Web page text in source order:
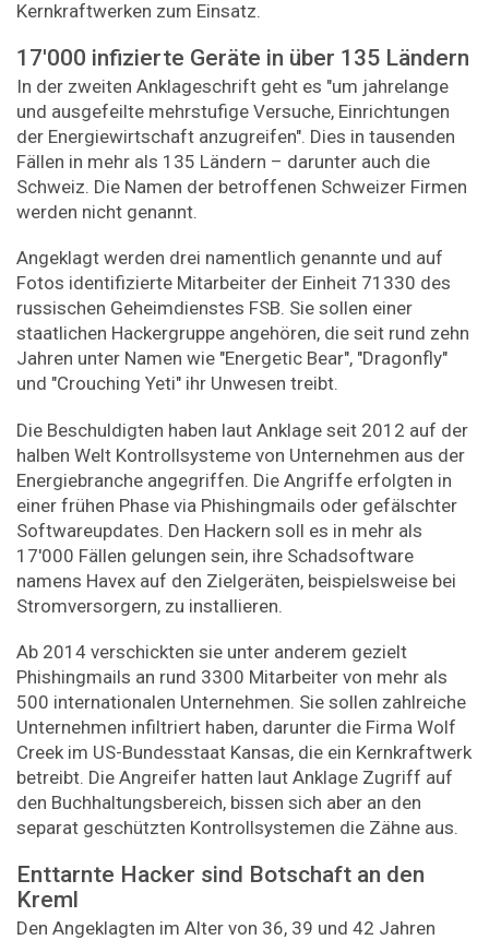
Kernkraftwerken zum Einsatz.
17'000 infizierte Geräte in über 135 Ländern
In der zweiten Anklageschrift geht es "um jahrelange
und ausgefeilte mehrstufige Versuche, Einrichtungen
der Energiewirtschaft anzugreifen". Dies in tausenden
Fällen in mehr als 135 Ländern – darunter auch die
Schweiz. Die Namen der betroffenen Schweizer Firmen
werden nicht genannt.
Angeklagt werden drei namentlich genannte und auf
Fotos identifizierte Mitarbeiter der Einheit 71330 des
russischen Geheimdienstes FSB. Sie sollen einer
staatlichen Hackergruppe angehören, die seit rund zehn
Jahren unter Namen wie "Energetic Bear", "Dragonfly"
und "Crouching Yeti" ihr Unwesen treibt.
Die Beschuldigten haben laut Anklage seit 2012 auf der
halben Welt Kontrollsysteme von Unternehmen aus der
Energiebranche angegriffen. Die Angriffe erfolgten in
einer frühen Phase via Phishingmails oder gefälschter
Softwareupdates. Den Hackern soll es in mehr als
17'000 Fällen gelungen sein, ihre Schadsoftware
namens Havex auf den Zielgeräten, beispielsweise bei
Stromversorgern, zu installieren.
Ab 2014 verschickten sie unter anderem gezielt
Phishingmails an rund 3300 Mitarbeiter von mehr als
500 internationalen Unternehmen. Sie sollen zahlreiche
Unternehmen infiltriert haben, darunter die Firma Wolf
Creek im US-Bundesstaat Kansas, die ein Kernkraftwerk
betreibt. Die Angreifer hatten laut Anklage Zugriff auf
den Buchhaltungsbereich, bissen sich aber an den
separat geschützten Kontrollsystemen die Zähne aus.
Enttarnte Hacker sind Botschaft an den
Kreml
Den Angeklagten im Alter von 36, 39 und 42 Jahren